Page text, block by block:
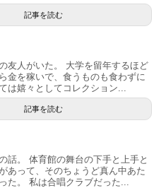
記事を読む
友人がいた。 大学を留年するほど
金を稼いで、食うものも食わずに
は嬉々としてコレクション...
記事を読む
話。 体育館の舞台の下手と上手と
あって、そのちょうど真ん中あた
た。 私は合唱クラブだった...